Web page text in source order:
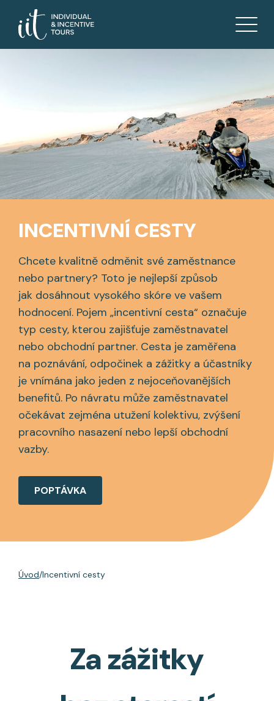
INCENTIVNÍ CESTY
Chcete kvalitně odměnit své zaměstnance
nebo partnery? Toto je nejlepší způsob
jak dosáhnout vysokého skóre ve vašem
hodnocení. Pojem „incentivní cesta“ označuje
typ cesty, kterou zajišťuje zaměstnavatel
nebo obchodní partner. Cesta je zaměřena
na poznávání, odpočinek a zážitky a účastníky
je vnímána jako jeden z nejoceňovanějších
benefitů. Po návratu může zaměstnavatel
očekávat zejména utužení kolektivu, zvýšení
pracovního nasazení nebo lepší obchodní
vazby.
POPTÁVKA
Úvod Incentivní cesty
Za zážitky